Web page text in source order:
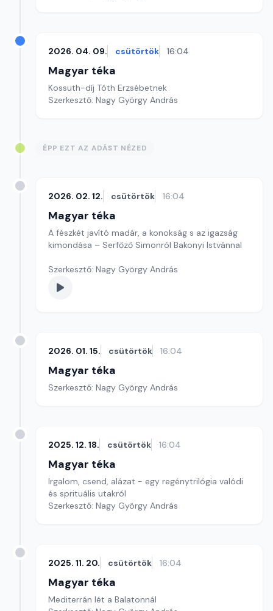
2026. 04. 09. csütörtök 16:04
Magyar téka
Kossuth-díj Tóth Erzsébetnek
Szerkesztő: Nagy György András
ÉPP EZT AZ ADÁST NÉZED
2026. 02. 12. csütörtök 16:04
Magyar téka
A fészkét javító madár, a konokság s az igazság
kimondása – Serfőző Simonról Bakonyi Istvánnal
Szerkesztő: Nagy György András
2026. 01. 15. csütörtök 16:04
Magyar téka
Szerkesztő: Nagy György András
2025. 12. 18. csütörtök 16:04
Magyar téka
Irgalom, csend, alázat - egy regénytrilógia valódi
és sprituális utakról
Szerkesztő: Nagy György András
2025. 11. 20. csütörtök 16:04
Magyar téka
Mediterrán lét a Balatonnál